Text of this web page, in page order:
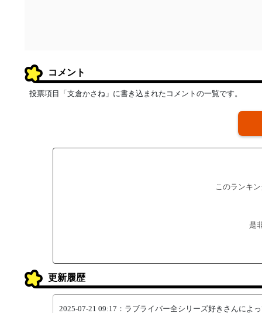
コメント
投票項目「支倉かさね」に書き込まれたコメントの一覧です。
このランキ
是
更新履歴
2025-07-21 09:17：ラブライバー全シリーズ好きさんによ